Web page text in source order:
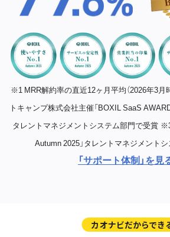
※1 MRR解約率の直近12ヶ月平均（2026年3月
トキャンプ株式会社主催「BOXIL SaaS
タレントマネジメントシステム部門で受賞
Autumn 2025」タレントマネジメント
「サポート体制」を見
カオナビだからでき